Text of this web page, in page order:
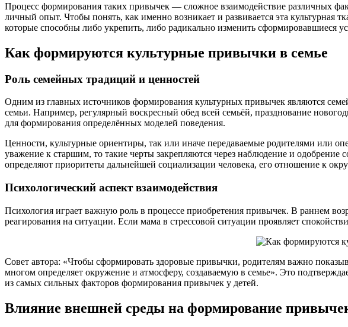
Процесс формирования таких привычек — сложное взаимодействие различных
личный опыт. Чтобы понять, как именно возникает и развивается эта
которые способны либо укрепить, либо радикально изменить сформировавшиеся
Как формируются культурные привычки в семье
Роль семейных традиций и ценностей
Одним из главных источников формирования культурных привычек являются
семьи. Например, регулярный воскресный обед всей семьёй, празднование
для формирования определённых моделей поведения.
Ценности, культурные ориентиры, так или иначе передаваемые родителями или
уважение к старшим, то такие черты закрепляются через наблюдение и
определяют приоритеты дальнейшей социализации человека, его отношение к
Психологический аспект взаимодействия
Психология играет важную роль в процессе приобретения привычек. В раннем
реагирования на ситуации. Если мама в стрессовой ситуации проявляет
Совет автора: «Чтобы сформировать здоровые привычки, родителям важно
многом определяет окружение и атмосферу, создаваемую в семье». Это
из самых сильных факторов формирования привычек у детей.
Влияние внешней среды на формирование